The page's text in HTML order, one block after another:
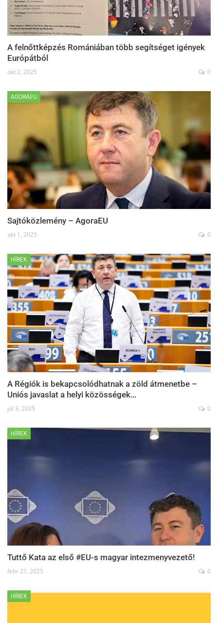
A felnőttképzés Romániában több segítséget igények
Európátból
okt 2, 2025 0
AGORAEU
Sajtóközlemény – AgoraEU
okt 1, 2025 0
HÍREK
A Régiók is bekapcsolódhatnak a zöld átmenetbe –
Uniós javaslat a helyi közösségek…
júl 3, 2025 0
HÍREK
Tuttő Kata az első #EU-s magyar intezmenyvezető!
febr 21, 2025 0
HÍREK